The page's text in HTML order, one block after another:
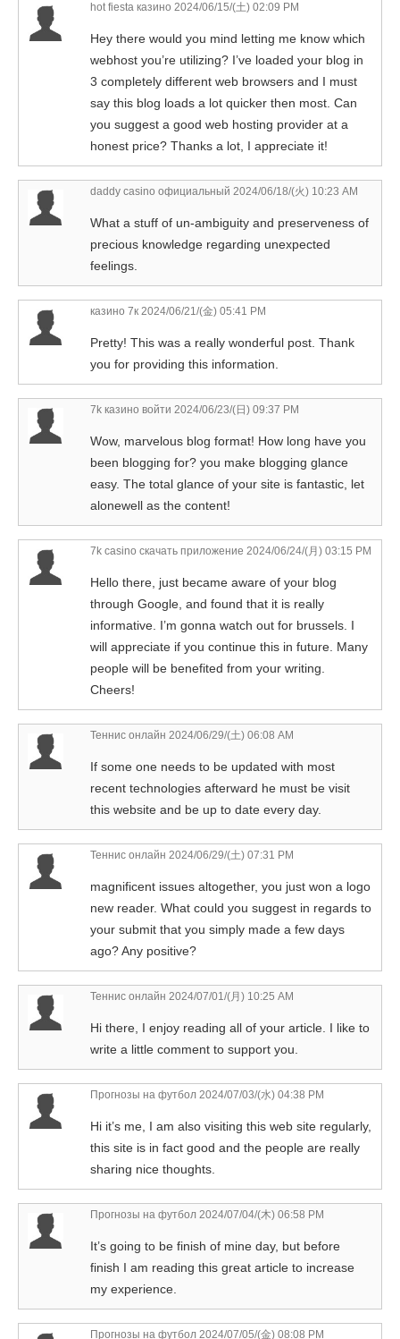
hot fiesta казино 2024/06/15/(土) 02:09 PM
Hey there would you mind letting me know which
webhost you’re utilizing? I’ve loaded your blog in
3 completely different web browsers and I must
say this blog loads a lot quicker then most. Can
you suggest a good web hosting provider at a
honest price? Thanks a lot, I appreciate it!
daddy casino официальный 2024/06/18/(火) 10:23 AM
What a stuff of un-ambiguity and preserveness of
precious knowledge regarding unexpected
feelings.
казино 7к 2024/06/21/(金) 05:41 PM
Pretty! This was a really wonderful post. Thank
you for providing this information.
7k казино войти 2024/06/23/(日) 09:37 PM
Wow, marvelous blog format! How long have you
been blogging for? you make blogging glance
easy. The total glance of your site is fantastic, let
alonewell as the content!
7k casino скачать приложение 2024/06/24/(月) 03:15 PM
Hello there, just became aware of your blog
through Google, and found that it is really
informative. I’m gonna watch out for brussels. I
will appreciate if you continue this in future. Many
people will be benefited from your writing.
Cheers!
Теннис онлайн 2024/06/29/(土) 06:08 AM
If some one needs to be updated with most
recent technologies afterward he must be visit
this website and be up to date every day.
Теннис онлайн 2024/06/29/(土) 07:31 PM
magnificent issues altogether, you just won a logo
new reader. What could you suggest in regards to
your submit that you simply made a few days
ago? Any positive?
Теннис онлайн 2024/07/01/(月) 10:25 AM
Hi there, I enjoy reading all of your article. I like to
write a little comment to support you.
Прогнозы на футбол 2024/07/03/(水) 04:38 PM
Hi it’s me, I am also visiting this web site regularly,
this site is in fact good and the people are really
sharing nice thoughts.
Прогнозы на футбол 2024/07/04/(木) 06:58 PM
It’s going to be finish of mine day, but before
finish I am reading this great article to increase
my experience.
Прогнозы на футбол 2024/07/05/(金) 08:08 PM